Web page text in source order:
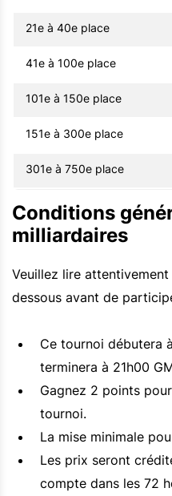
21e à 40e place
41e à 100e place
101e à 150e place
151e à 300e place
301e à 750e place
Conditions
milliardaires
Veuillez lire
dessous avant de
Ce tournoi débutera
terminera à 21h00
Gagnez 2 points
tournoi.
La mise minimale
Les prix seront
compte dans les 72